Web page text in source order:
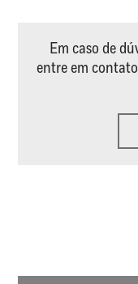
Em caso de
entre em